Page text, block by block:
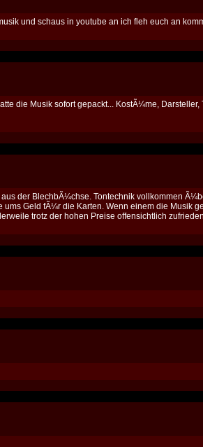
und schaus in youtube an ich fleh euch an
die Musik sofort gepackt... KostÃ¼me, Darsteller,
der BlechbÃ¼chse. Tontechnik vollkommen
Geld fÃ¼r die Karten. Wenn einem die Musik
trotz der hohen Preise offensichtlich